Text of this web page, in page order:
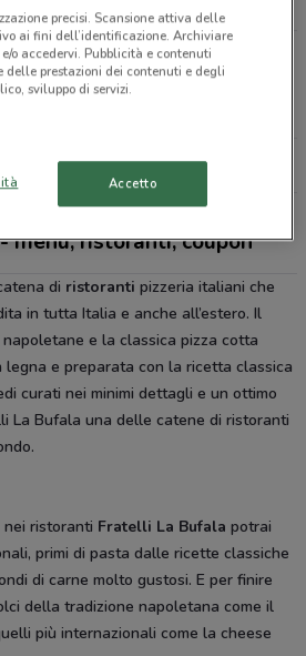
Servi - Galleria San Carlo 8
Tutti i negozi Fratelli La Bufala
menù, ristoranti, coupon
di ristoranti pizzeria italiani che
in tutta Italia e anche all’estero. Il
e la classica pizza cotta
e preparata con la ricetta classica
curati nei minimi dettagli e un ottimo
La Bufala una delle catene di ristoranti
ristoranti Fratelli La Bufala potrai
primi di pasta dalle ricette classiche
di carne molto gustosi. E per finire
della tradizione napoletana come il
più internazionali come la cheese
precisi. Scansione attiva delle
ai fini dell’identificazione. Archiviare
o accedervi. Pubblicità e contenuti
delle prestazioni dei contenuti e degli
sviluppo di servizi.
Accetto